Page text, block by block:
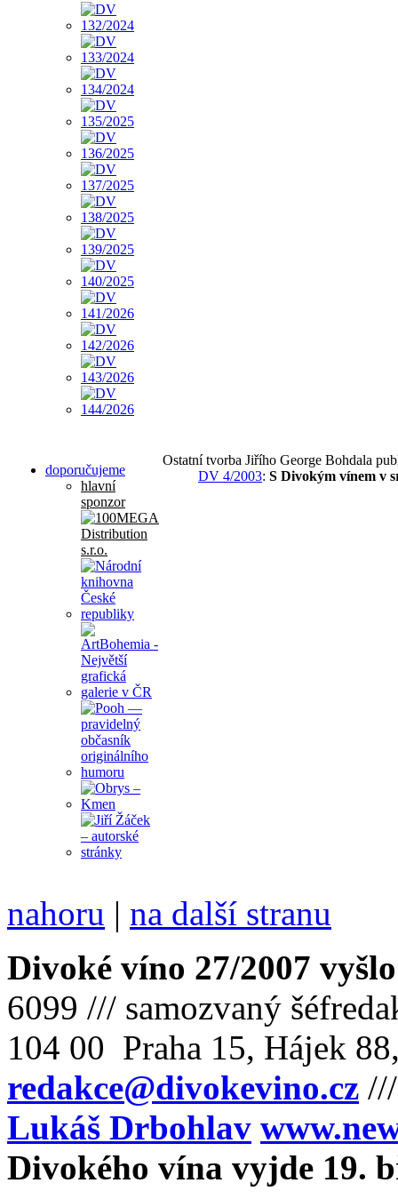
doporučujeme
hlavní
sponzor
Ostatní tvorba Jiřího George Bohdala
DV 4/2003: S Divokým vínem v
nahoru | na další stranu
Divoké víno 27/2007
6099 /// samozvaný
104 00 Praha 15, Hájek
redakce@divokevino.cz
Lukáš Drbohlav
Divokého vína vyjde 19.